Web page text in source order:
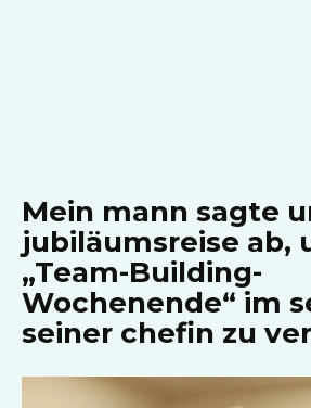
Mein mann sagte
jubiläumsreise ab,
„Team-Building-
Wochenende“ im
seiner chefin zu